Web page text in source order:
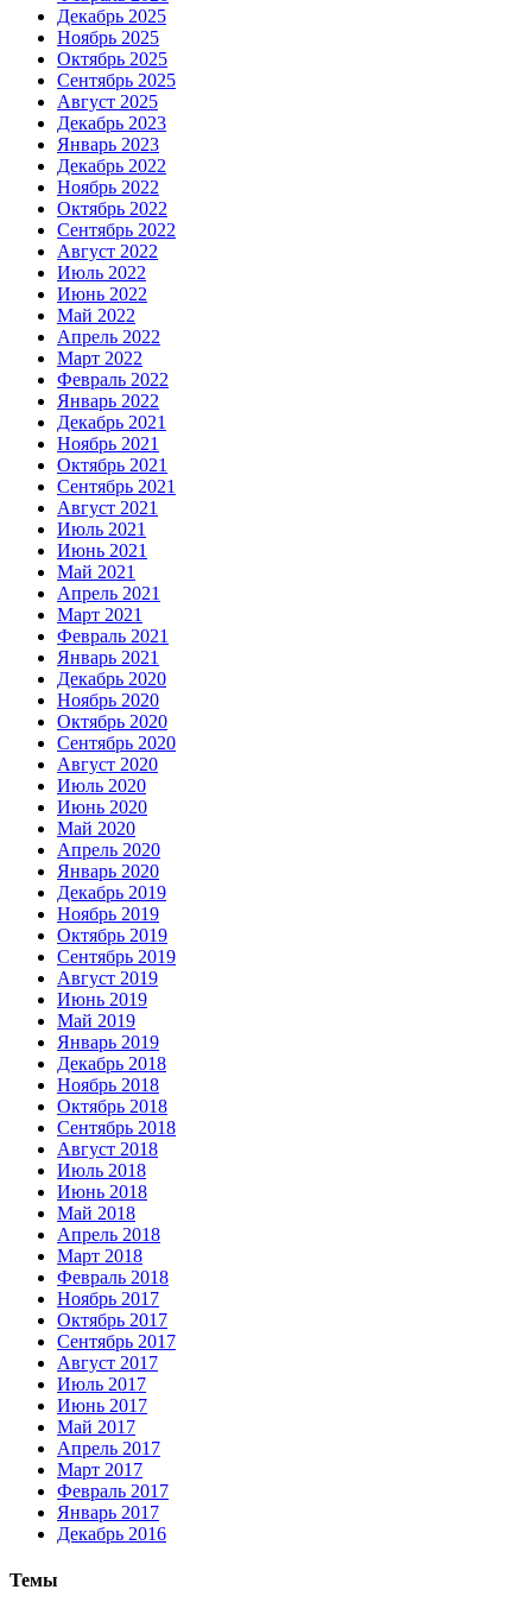
Декабрь 2025
Ноябрь 2025
Октябрь 2025
Сентябрь 2025
Август 2025
Декабрь 2023
Январь 2023
Декабрь 2022
Ноябрь 2022
Октябрь 2022
Сентябрь 2022
Август 2022
Июль 2022
Июнь 2022
Май 2022
Апрель 2022
Март 2022
Февраль 2022
Январь 2022
Декабрь 2021
Ноябрь 2021
Октябрь 2021
Сентябрь 2021
Август 2021
Июль 2021
Июнь 2021
Май 2021
Апрель 2021
Март 2021
Февраль 2021
Январь 2021
Декабрь 2020
Ноябрь 2020
Октябрь 2020
Сентябрь 2020
Август 2020
Июль 2020
Июнь 2020
Май 2020
Апрель 2020
Январь 2020
Декабрь 2019
Ноябрь 2019
Октябрь 2019
Сентябрь 2019
Август 2019
Июнь 2019
Май 2019
Январь 2019
Декабрь 2018
Ноябрь 2018
Октябрь 2018
Сентябрь 2018
Август 2018
Июль 2018
Июнь 2018
Май 2018
Апрель 2018
Март 2018
Февраль 2018
Ноябрь 2017
Октябрь 2017
Сентябрь 2017
Август 2017
Июль 2017
Июнь 2017
Май 2017
Апрель 2017
Март 2017
Февраль 2017
Январь 2017
Декабрь 2016
Темы